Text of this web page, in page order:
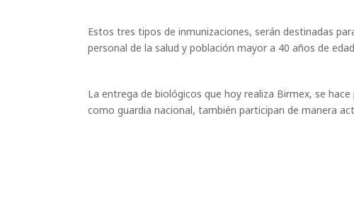
Estos tres tipos de inmunizaciones, serán destinadas
personal de la salud y población mayor a 40 años de
La entrega de biológicos que hoy realiza Birmex, se
como guardia nacional, también participan de manera